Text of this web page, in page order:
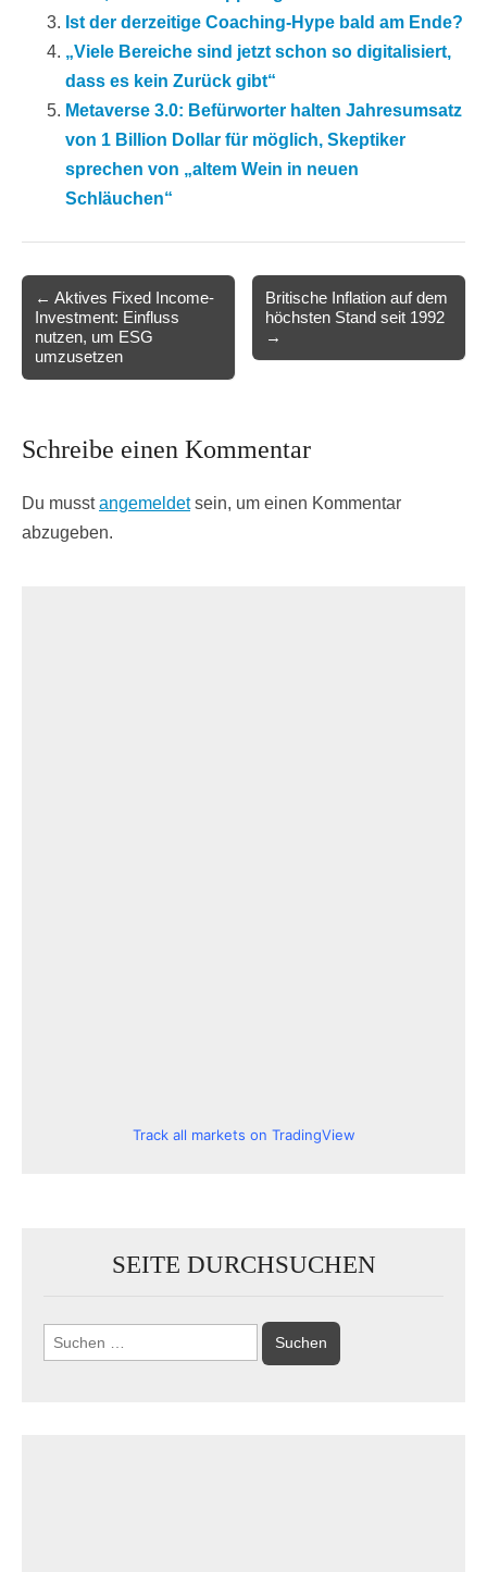
Ist der derzeitige Coaching-Hype bald am Ende?
„Viele Bereiche sind jetzt schon so digitalisiert,
dass es kein Zurück gibt“
Metaverse 3.0: Befürworter halten Jahresumsatz
von 1 Billion Dollar für möglich, Skeptiker
sprechen von „altem Wein in neuen
Schläuchen“
navigation
← Aktives Fixed Income-
Investment: Einfluss
nutzen, um ESG
umzusetzen
Britische Inflation auf dem
höchsten Stand seit 1992
→
Schreibe einen Kommentar
Du musstangemeldetsein, um einen Kommentar
abzugeben.
Track all markets on TradingView
SEITE DURCHSUCHEN
Suchen
nach: